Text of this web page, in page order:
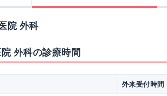
院 外科
外科の診療時間
外来受付時間